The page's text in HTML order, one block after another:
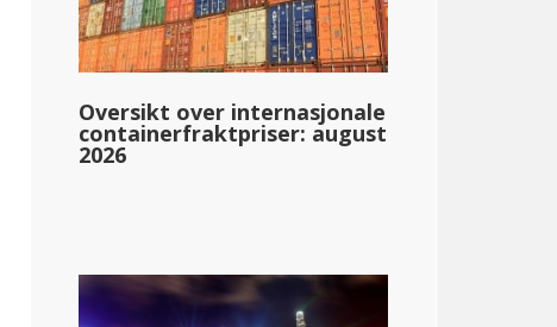
Nebraska
Oversikt over internasjonale
containerfraktpriser: august
2026